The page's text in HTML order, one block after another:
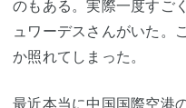
のもある。実際一度すご
ュワーデスさんがいた。
か照れてしまった。
最近本当に中国国際空港